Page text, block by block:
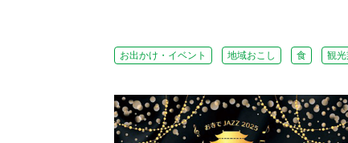
お出かけ・イベント 地域おこし 食 観